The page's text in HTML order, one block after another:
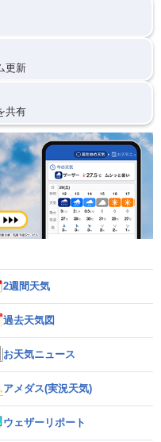
更新
共有
2週間天気
過去天気図
お天気ニュース
アメダス(実況天気)
ウェザーリポート